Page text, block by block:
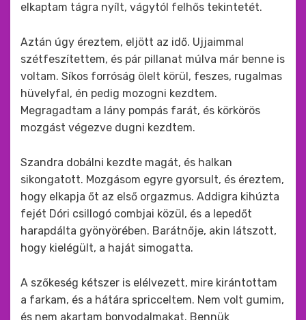
elkaptam tágra nyílt, vágytól felhős tekintetét.
Aztán úgy éreztem, eljött az idő. Ujjaimmal
szétfeszítettem, és pár pillanat múlva már benne is
voltam. Síkos forróság ölelt körül, feszes, rugalmas
hüvelyfal, én pedig mozogni kezdtem.
Megragadtam a lány pompás farát, és körkörös
mozgást végezve dugni kezdtem.
Szandra dobálni kezdte magát, és halkan
sikongatott. Mozgásom egyre gyorsult, és éreztem,
hogy elkapja őt az első orgazmus. Addigra kihúzta
fejét Dóri csillogó combjai közül, és a lepedőt
harapdálta gyönyörében. Barátnője, akin látszott,
hogy kielégült, a haját simogatta.
A szőkeség kétszer is elélvezett, mire kirántottam
a farkam, és a hátára spricceltem. Nem volt gumim,
és nem akartam bonyodalmakat. Bennük